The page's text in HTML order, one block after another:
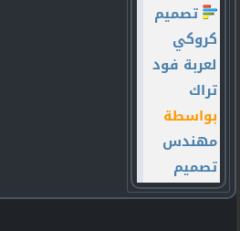
تصميم
كروكي
لعربة فود
تراك
بواسطة
مهندس
تصميم